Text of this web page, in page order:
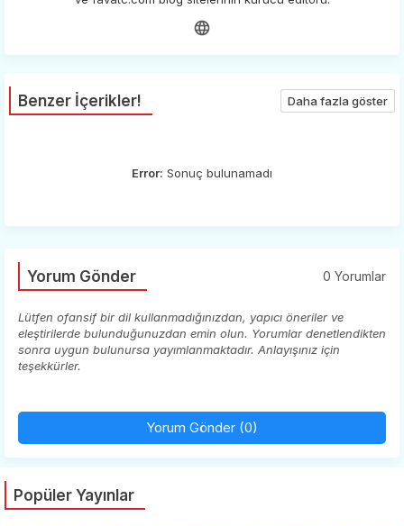
Benzer İçerikler! Daha fazla göster
Error: Sonuç bulunamadı
Yorum Gönder 0 Yorumlar
Lütfen ofansif bir dil kullanmadığınızdan, yapıcı öneriler ve
eleştirilerde bulunduğunuzdan emin olun. Yorumlar denetlendikten
sonra uygun bulunursa yayımlanmaktadır. Anlayışınız için
teşekkürler.
Yorum Gönder (0)
Popüler Yayınlar